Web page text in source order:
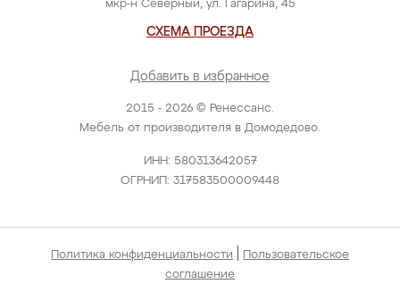
2015 - 2026 © Ренессанс.
Мебель от производителя в Домодедово.
ИНН: 580313642057
ОГРНИП: 317583500009448
мкр-н Северный, ул. Гагарина, 45
СХЕМА ПРОЕЗДА
Добавить в избранное
Политика конфиденциальности
Пользовательское
соглашение